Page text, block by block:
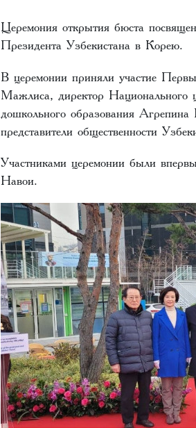
Церемония открытия бюста
Президента Узбекистана в Корею.
В церемонии приняли участие
Мажлиса, директор Национального
дошкольного образования
представители общественности
Участниками церемонии были
Навои.